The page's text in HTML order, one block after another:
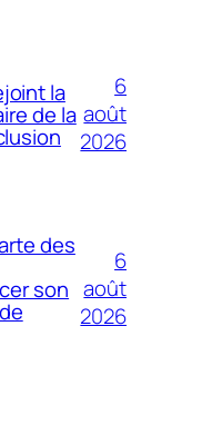
la
de la
6
août
2026
des
son
6
août
2026